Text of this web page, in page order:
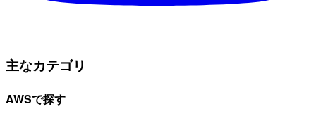
主なカテゴリ
AWSで探す